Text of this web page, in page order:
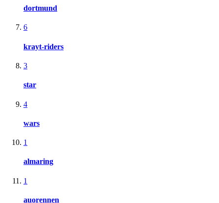
dortmund
6
krayt-riders
3
star
4
wars
1
almaring
1
auorennen